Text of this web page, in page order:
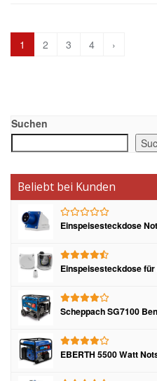
1 2 3 4 ›
Suchen
Beliebt bei Kunden
Einspeisesteckdose
Einspeisesteckdose
Scheppach SG7100
EBERTH 5500 Watt